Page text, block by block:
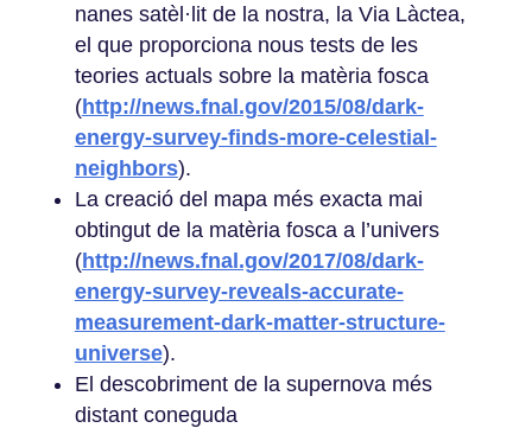
nanes satèl·lit de la nostra, la Via Làctea,
el que proporciona nous tests de les
teories actuals sobre la matèria fosca
(http://news.fnal.gov/2015/08/dark-
energy-survey-finds-more-celestial-
neighbors).
La creació del mapa més exacta mai
obtingut de la matèria fosca a l’univers
(http://news.fnal.gov/2017/08/dark-
energy-survey-reveals-accurate-
measurement-dark-matter-structure-
universe).
El descobriment de la supernova més
distant coneguda